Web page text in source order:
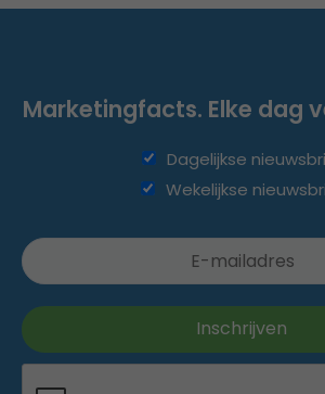
Marketingfacts. Elke dag
Dagelijkse
Wekelijkse